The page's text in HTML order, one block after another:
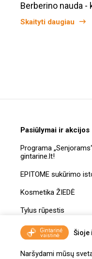
Šioje
Naršydami mūsų
Berberino nauda -
Skaityti daugiau
Pasiūlymai ir akcijos
Programa
gintarine.lt!
EPITOME sukūrimo
Kosmetika ŽIEDĖ
Tylus rūpestis
Dovanų kuponų